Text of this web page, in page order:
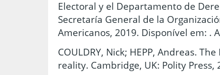
Electoral y el Departamento de
Secretaría General de la
Americanos, 2019. Disponível em: .
COULDRY, Nick; HEPP, Andreas.
reality. Cambridge, UK: Polity Press,